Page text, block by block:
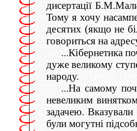
дисертації
Тому я хочу
десятих (якщо не
говориться на
...Кібернетика
дуже великому
народу.
...На самому
невеликим
задачею. Вказували
були могутні